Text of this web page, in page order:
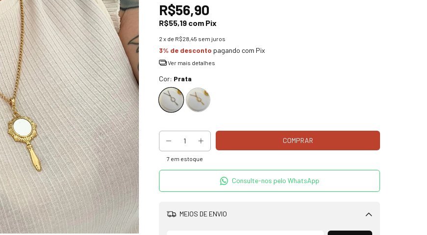
R$56,90
R$55,19 com Pix
2 x de R$28,45 sem juros
3% de desconto pagando com Pix
Ver mais detalhes
Cor: Prata
7 em estoque
Consulte-nos pelo WhatsApp
MEIOS DE ENVIO
Alterar CEP